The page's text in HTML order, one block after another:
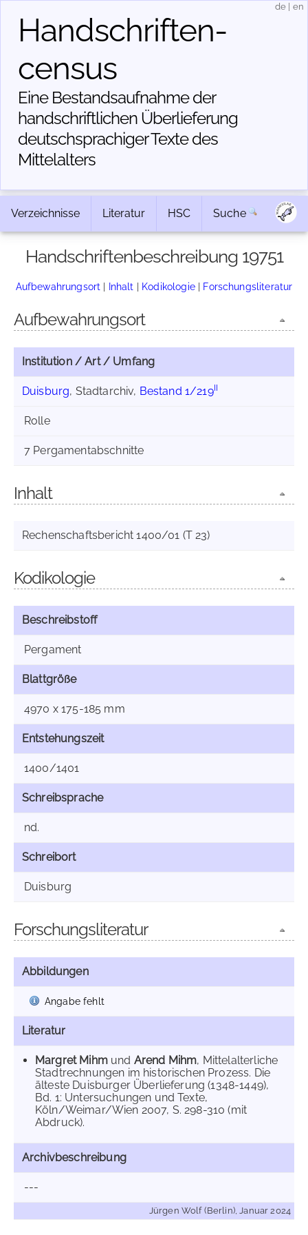
Handschriften­
census
Eine Bestandsaufnahme der
handschriftlichen Über­lieferung
deutschsprachiger Texte des
Mittelalters
de en
Verzeichnisse Literatur HSC Suche
Handschriftenbeschreibung 19751
Aufbewahrungsort | Inhalt | Kodikologie| Forschungsliteratur
Aufbewahrungsort
Institution / Art / Umfang
Duisburg, Stadtarchiv, Bestand 1/219II
Rolle
7 Pergamentabschnitte
Inhalt
Rechenschaftsbericht 1400/01 (T 23)
Kodikologie
Beschreibstoff
Pergament
Blattgröße
4970 x 175-185 mm
Entstehungszeit
1400/1401
Schreibsprache
nd.
Schreibort
Duisburg
Forschungsliteratur
Abbildungen
Angabe fehlt
Literatur
Margret Mihmund Arend Mihm, Mittelalterliche
Stadtrechnungen im historischen Prozess. Die
älteste Duisburger Überlieferung (1348-1449),
Bd. 1: Untersuchungen und Texte,
Köln/Weimar/Wien 2007, S. 298-310 (mit
Abdruck).
Archivbeschreibung
---
Jürgen Wolf (Berlin), Januar 2024